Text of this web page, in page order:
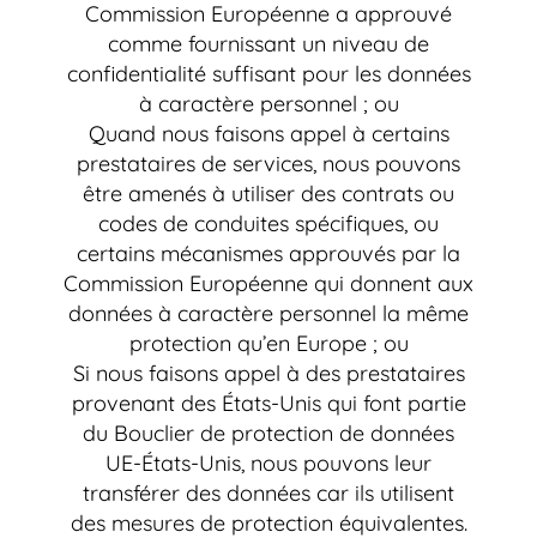
Commission Européenne a approuvé
comme fournissant un niveau de
confidentialité suffisant pour les données
à caractère personnel ; ou
Quand nous faisons appel à certains
prestataires de services, nous pouvons
être amenés à utiliser des contrats ou
codes de conduites spécifiques, ou
certains mécanismes approuvés par la
Commission Européenne qui donnent aux
données à caractère personnel la même
protection qu’en Europe ; ou
Si nous faisons appel à des prestataires
provenant des États-Unis qui font partie
du Bouclier de protection de données
UE-États-Unis, nous pouvons leur
transférer des données car ils utilisent
des mesures de protection équivalentes.